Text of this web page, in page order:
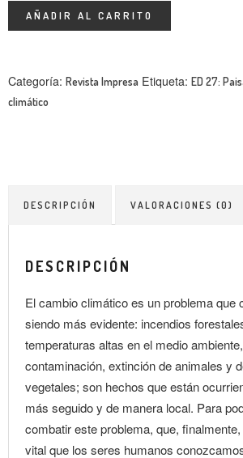
LA FOTO
CONSEJO HONORÍFICO
AÑADIR AL CARRITO
Categoría: Revista Impresa Etiqueta: ED 27:
climático
DESCRIPCIÓN VALORACIONES (0)
DESCRIPCIÓN
El cambio climático es un problema que
siendo más evidente: incendios
temperaturas altas en el medio
contaminación, extinción de animales y
vegetales; son hechos que están
más seguido y de manera local. Para
combatir este problema, que,
vital que los seres humanos